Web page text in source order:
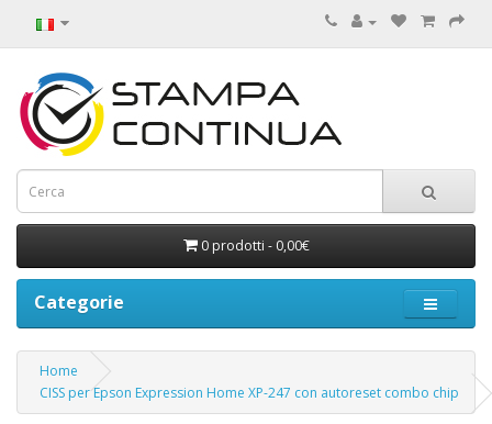
0 prodotti - 0,00€
Categorie
Home
CISS per Epson Expression Home XP-247 con autoreset combo chip